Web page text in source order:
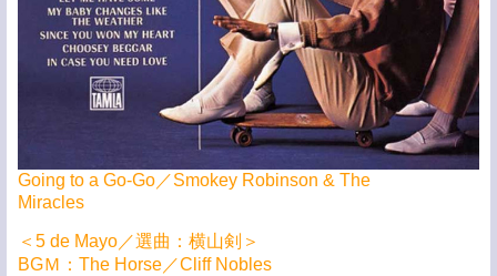
Going to a Go-Go／Smokey Robinson & The
Miracles
＜5 de Mayo／選曲：横山剣＞
BGＭ：The Horse／Cliff Nobles